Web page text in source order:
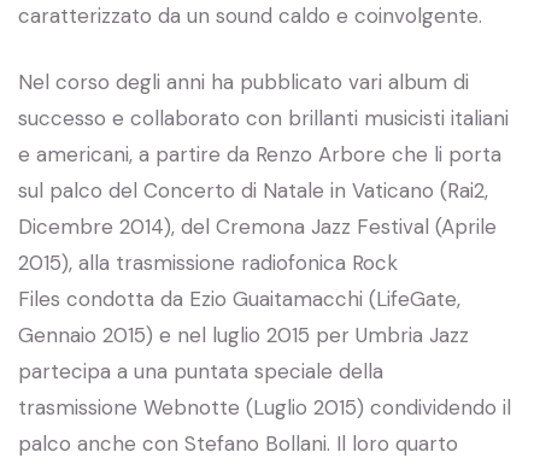
caratterizzato da un sound caldo e coinvolgente.
Nel corso degli anni ha pubblicato vari album di
successo e collaborato con brillanti musicisti italiani
e americani, a partire da Renzo Arbore che li porta
sul palco del Concerto di Natale in Vaticano (Rai2,
Dicembre 2014), del Cremona Jazz Festival (Aprile
2015), alla trasmissione radiofonica Rock
Files condotta da Ezio Guaitamacchi (LifeGate,
Gennaio 2015) e nel luglio 2015 per Umbria Jazz
partecipa a una puntata speciale della
trasmissione Webnotte (Luglio 2015) condividendo il
palco anche con Stefano Bollani. Il loro quarto